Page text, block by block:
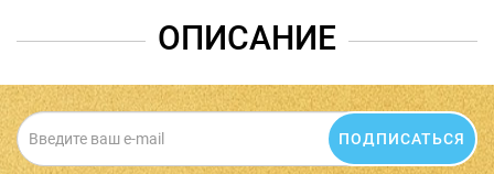
ОПИСАНИЕ
ПОДПИСАТЬСЯ